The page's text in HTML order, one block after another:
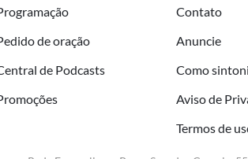
de oração
de Podcasts
Contato
Anuncie
Como
Aviso de
Termos de